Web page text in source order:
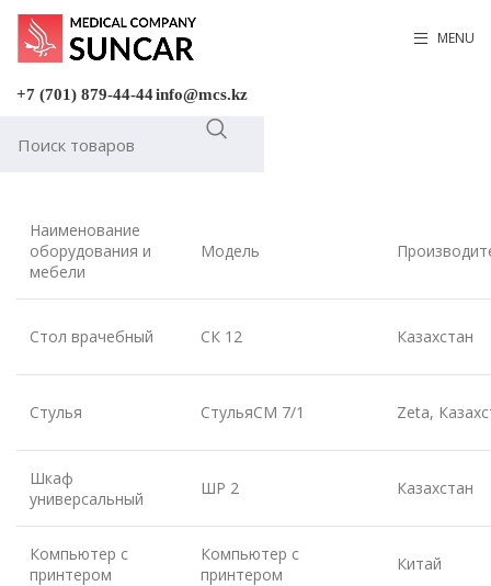
MENU
+7 (701) 879-44-44info@mcs.kz
Наименование
оборудования и
мебели
Модель
Стол врачебный СК 12 Казахстан
Стулья СтульяСМ 7/1 Zeta,
Шкаф
универсальный
ШР 2 Казахстан
Компьютер с
принтером
Компьютер с
принтером
Китай